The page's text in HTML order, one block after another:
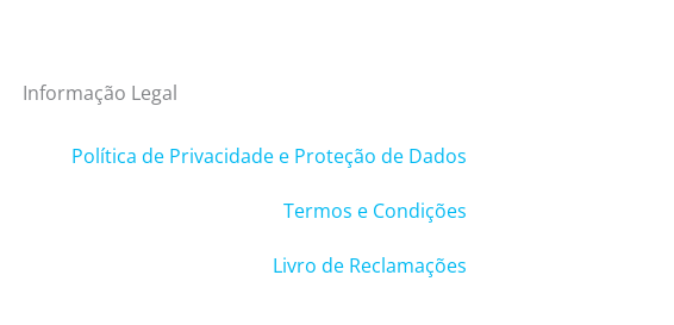
Informação Legal
Política de Privacidade e Proteção de Dados
Termos e Condições
Livro de Reclamações